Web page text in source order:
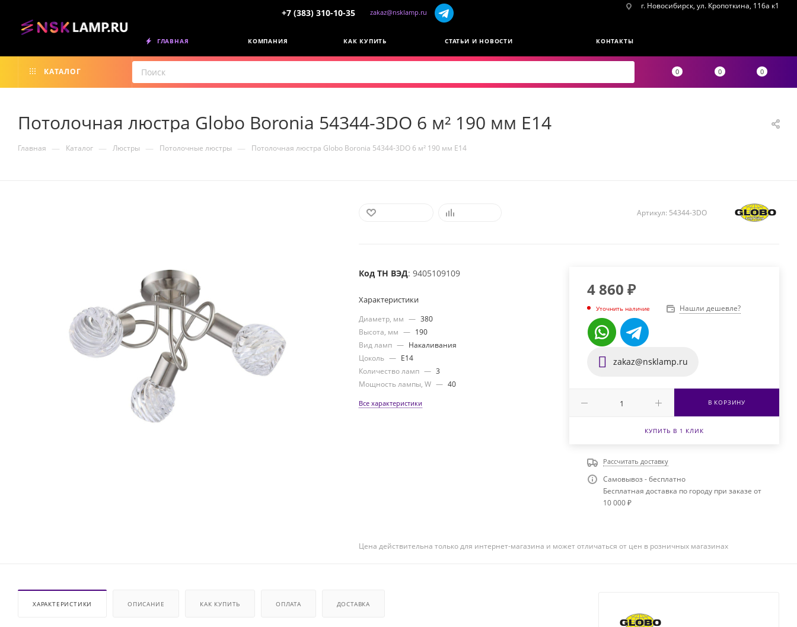
+7 (383) 310-10-35 zakaz@nsklamp.ru
г. Новосибирск, ул. Кропоткина, 116а к1
ГЛАВНАЯ КОМПАНИЯ КАК КУПИТЬ СТАТЬИ И НОВОСТИ КОНТАКТЫ
0 0 0
КАТАЛОГ
Потолочная люстра Globo Boronia 54344-3DO 6 м² 190 мм E14
Главная — Каталог — Люстры — Потолочные люстры — Потолочная люстра Globo Boronia 54344-3DO 6 м² 190 мм E14
Артикул: 54344-3DO
Код ТН ВЭД: 9405109109
Характеристики
Диаметр, мм — 380
Высота, мм — 190
Вид ламп — Накаливания
Цоколь — E14
Количество ламп — 3
Мощность лампы, W — 40
Все характеристики
4 860 ₽
Уточнить наличие Нашли дешевле?
zakaz@nsklamp.ru
В КОРЗИНУ
КУПИТЬ В 1 КЛИК
Рассчитать доставку
Самовывоз - бесплатно
Бесплатная доставка по городу при заказе от
10 000 ₽
Цена действительна только для интернет-магазина и может отличаться от цен в розничных магазинах
ХАРАКТЕРИСТИКИ ОПИСАНИЕ КАК КУПИТЬ ОПЛАТА ДОСТАВКА